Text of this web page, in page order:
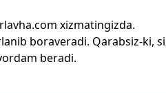
xizmatingizda.
boraveradi. Qarabsiz-ki,
beradi.